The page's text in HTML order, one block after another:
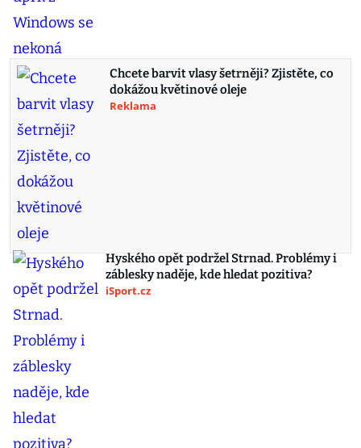
Chcete barvit vlasy šetrněji? Zjistěte, co
dokážou květinové oleje
Reklama
Hyského opět podržel Strnad. Problémy i
záblesky naděje, kde hledat pozitiva?
iSport.cz